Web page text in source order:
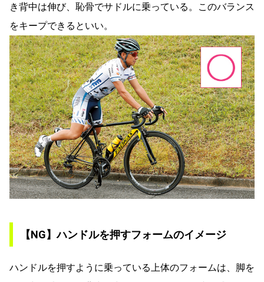
き背中は伸び、恥骨でサドルに乗っている。このバランス
をキープできるといい。
【NG】ハンドルを押すフォームのイメージ
ハンドルを押すように乗っている上体のフォームは、脚を